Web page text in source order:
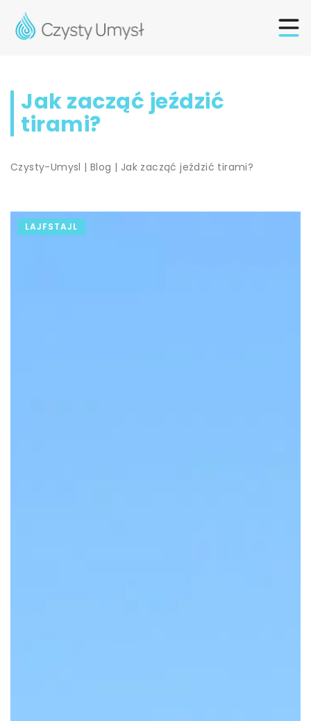
Jak zacząć jeździć
tirami?
Czysty-Umysl |Blog | Jak zacząć jeździć tirami?
LAJFSTAJL